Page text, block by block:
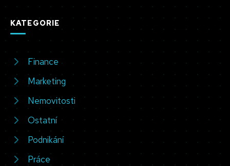
KATEGORIE
Finance
Marketing
Nemovitosti
Ostatní
Podnikání
Práce